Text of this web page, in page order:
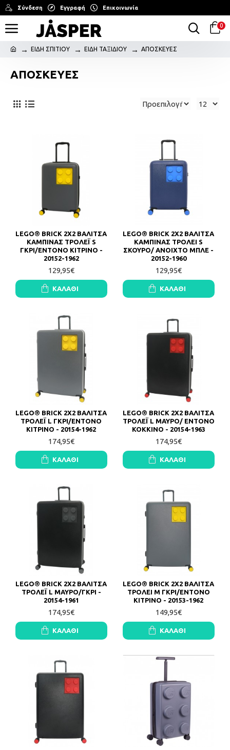
Σύνδεση Εγγραφή Επικοινωνία
0
ΕΙΔΗ ΣΠΙΤΙΟΥ ΕΙΔΗ ΤΑΞΙΔΙΟΥ ΑΠΟΣΚΕΥΕΣ
ΑΠΟΣΚΕΥΕΣ
LEGO® BRICK 2X2 ΒΑΛΙΤΣΑ
ΚΑΜΠΙΝΑΣ ΤΡΟΛΕΪ S
ΓΚΡΙ/ENTONO ΚΙΤΡΙΝO -
20152-1962
129,95€
ΚΑΛΆΘΙ
LEGO® BRICK 2X2 ΒΑΛΙΤΣΑ
ΚΑΜΠΙΝΑΣ ΤΡΟΛΕΙ S
ΣΚΟΥΡΟ/ ΑΝΟΙΧΤΟ ΜΠΛΕ -
20152-1960
129,95€
ΚΑΛΆΘΙ
LEGO® BRICK 2X2 ΒΑΛΙΤΣΑ
ΤΡΟΛΕΪ L ΓΚΡΙ/ENTONO
ΚΙΤΡΙΝO - 20154-1962
174,95€
ΚΑΛΆΘΙ
LEGO® BRICK 2X2 ΒΑΛΙΤΣΑ
ΤΡΟΛΕΪ L ΜΑΥΡΟ/ ΕΝΤΟΝΟ
ΚΟΚΚΙΝΟ - 20154-1963
174,95€
ΚΑΛΆΘΙ
LEGO® BRICK 2X2 ΒΑΛΙΤΣΑ
ΤΡΟΛΕΪ L ΜΑΥΡΟ/ΓΚΡΙ -
20154-1961
174,95€
ΚΑΛΆΘΙ
LEGO® BRICK 2X2 ΒΑΛΙΤΣΑ
ΤΡΟΛΕΙ M ΓΚΡΙ/ENTONO
ΚΙΤΡΙΝO - 20153-1962
149,95€
ΚΑΛΆΘΙ